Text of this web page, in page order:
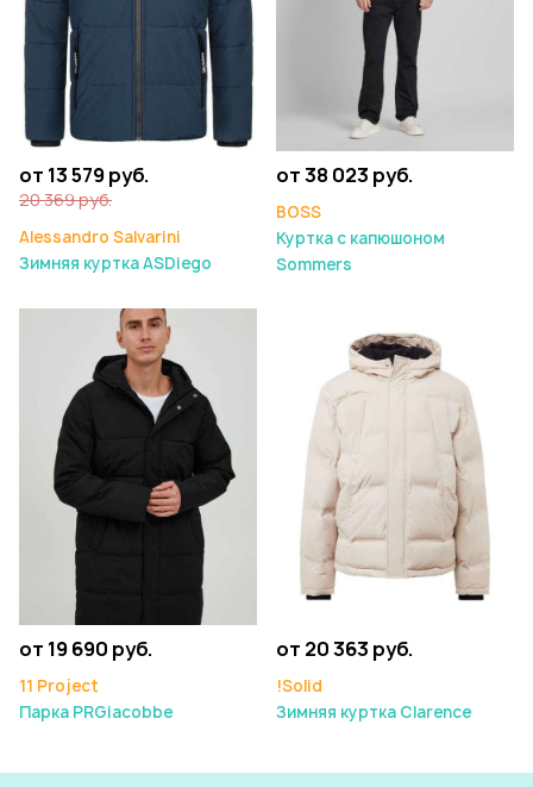
от 13 579 руб.
20 369 руб.
Alessandro Salvarini
Зимняя куртка ASDiego
от 38 023 руб.
BOSS
Куртка с капюшоном
Sommers
от 19 690 руб.
11 Project
Парка PRGiacobbe
от 20 363 руб.
!Solid
Зимняя куртка Clarence